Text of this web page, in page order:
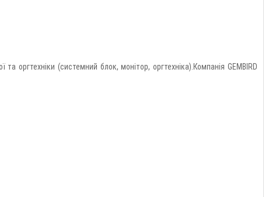
(системний блок, монітор, оргтехніка).Компанія GEMBIRD